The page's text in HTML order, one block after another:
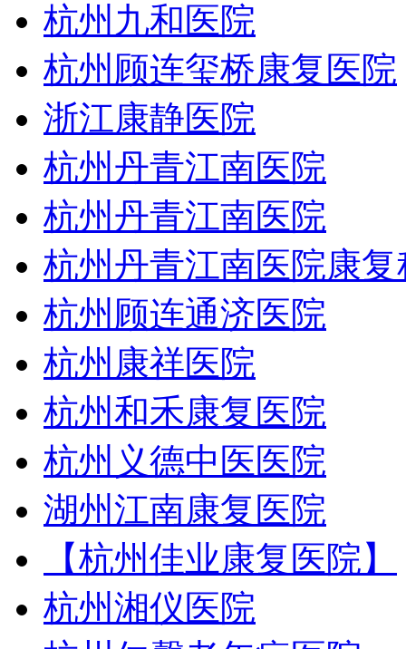
杭州九和医院
杭州顾连玺桥康复医院
浙江康静医院
杭州丹青江南医院
杭州丹青江南医院
杭州丹青江南医院康复
杭州顾连通济医院
杭州康祥医院
杭州和禾康复医院
杭州义德中医医院
湖州江南康复医院
【杭州佳业康复医院】
杭州湘仪医院